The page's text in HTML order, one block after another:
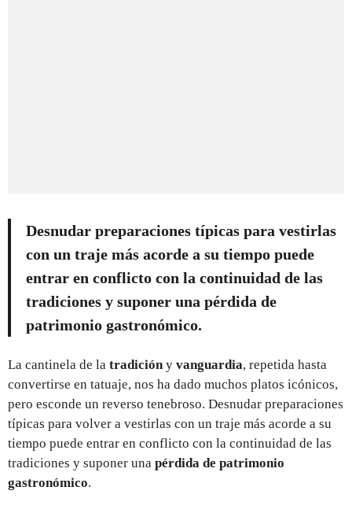
Desnudar preparaciones típicas para vestirlas
con un traje más acorde a su tiempo puede
entrar en conflicto con la continuidad de las
tradiciones y suponer una pérdida de
patrimonio gastronómico.
La cantinela de la tradicióny vanguardia, repetida hasta
convertirse en tatuaje, nos ha dado muchos platos icónicos,
pero esconde un reverso tenebroso. Desnudar preparaciones
típicas para volver a vestirlas con un traje más acorde a su
tiempo puede entrar en conflicto con la continuidad de las
tradiciones y suponer una pérdida de patrimonio
gastronómico.